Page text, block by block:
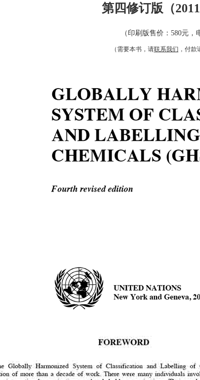
第四修订版（
（印刷版售价：580元，
（需要本书，请联系我们 ，付款